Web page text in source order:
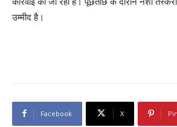
उम्मीद है।
Facebook X